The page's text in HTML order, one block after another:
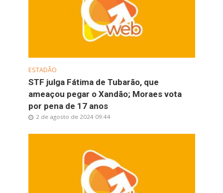
ESTADÃO
STF julga Fátima de Tubarão, que
ameaçou pegar o Xandão; Moraes vota
por pena de 17 anos
2 de agosto de 2024 09:44